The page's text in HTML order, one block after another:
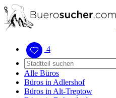
4
Alle Büros
Büros in Adlershof
Büros in Alt-Treptow